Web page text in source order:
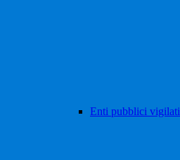
Enti pubblici vigilati